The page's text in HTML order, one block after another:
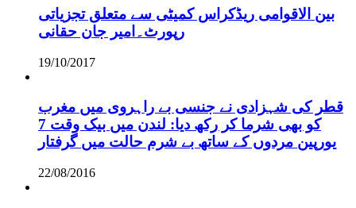
بین الاقوامی ریڈکراس کمیٹی سے متعلق تجزیاتی
رپورٹ۔امیر جان حقانی
19/10/2017
قطر کی شہزادی نے جنسی بے راہروی میں مغرب
کو بھی شرما کر رکھ دیا: لندن میں بیک وقت 7
یورپین مردوں کے ساتھ بے شرم حالت میں گرفتار
22/08/2016